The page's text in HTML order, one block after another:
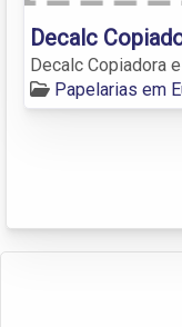
Decalc
Decalc Copiadora
Papelarias em